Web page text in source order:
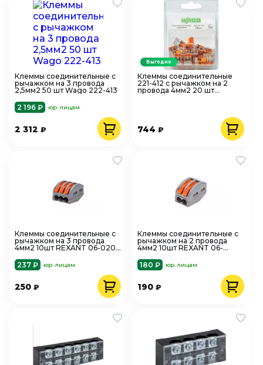
Клеммы соединительные с
рычажком на 3 провода
2,5мм2 50 шт Wago 222-413
2 196 ₽
юр. лицам
2 312 ₽
Клеммы соединительные
221-412 с рычажком на 2
провода 4мм2 20 шт
744₽
Выгодно
Клеммы соединительные с
рычажком на 3 провода
4мм2 10шт REXANT 06-0201-
237 ₽
юр. лицам
250 ₽
Клеммы соединительные с
рычажком на 2 провода
4мм2 10шт REXANT 06-
180 ₽
юр. лицам
190₽